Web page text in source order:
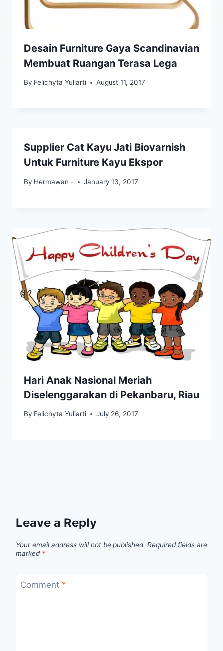
Desain Furniture Gaya Scandinavian
Membuat Ruangan Terasa Lega
By Felichyta Yuliarti August 11, 2017
Supplier Cat Kayu Jati Biovarnish
Untuk Furniture Kayu Ekspor
By Hermawan - January 13, 2017
Hari Anak Nasional Meriah
Diselenggarakan di Pekanbaru, Riau
By Felichyta Yuliarti July 26, 2017
Leave a Reply
Your email address will not be published. Required fields are
marked *
Comment *